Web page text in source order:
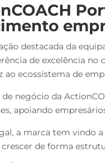
destacada da
de excelência no
ao ecossistema de
negócio da
apoiando
a marca tem vindo a
de forma